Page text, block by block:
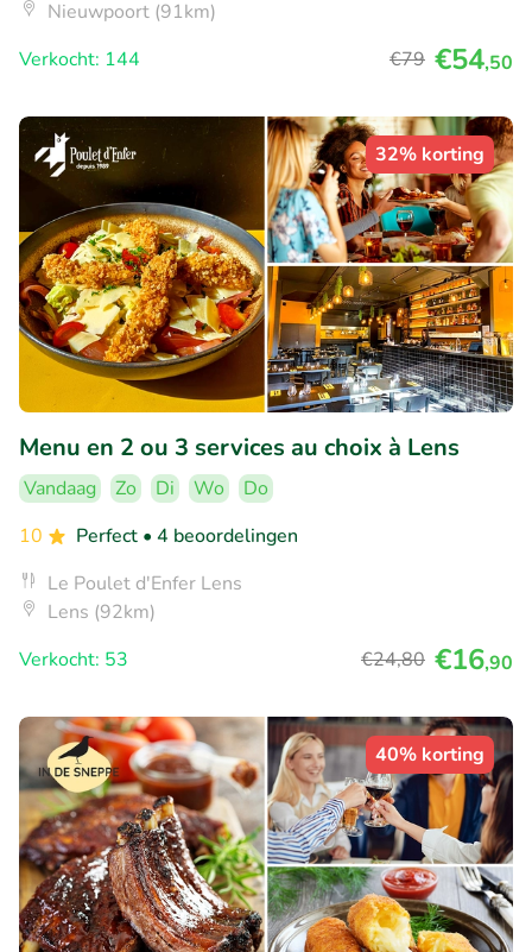
Nieuwpoort (91km)
Verkocht: 144
€79 €54,50
32% korting
Menu en 2 ou 3 services au choix à Lens
Vandaag Zo Di Wo
Do
10
Perfect • 4 beoordelingen
Le Poulet d'Enfer Lens
Lens (92km)
Verkocht: 53
€24,80 €16,90
40% korting